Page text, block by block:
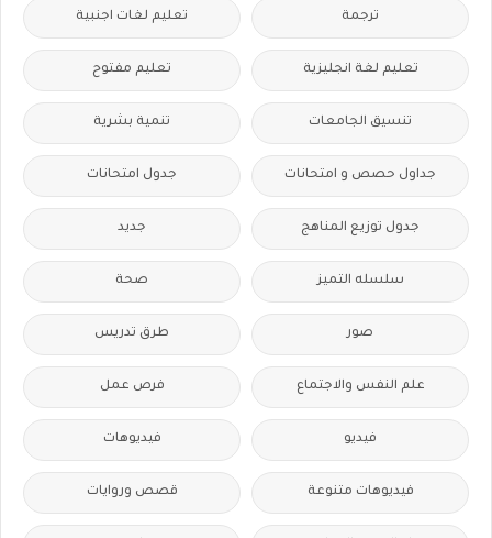
ترجمة تعليم لغات اجنبية
تعليم لغة انجليزية تعليم مفتوح
تنسيق الجامعات تنمية بشرية
جداول حصص و امتحانات جدول امتحانات
جدول توزيع المناهج جديد
سلسله التميز صحة
صور طرق تدريس
علم النفس والاجتماع فرص عمل
فيديو فيديوهات
فيديوهات متنوعة قصص وروايات